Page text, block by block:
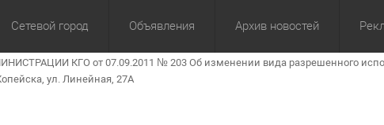
Экономика Культура Политика Спорт ЖКХ
Сетевой город Объявления Архив новостей
За сутки За 3 дня
КГО от 07.09.2011 № 203 Об изменении вида разрешенного
ул. Линейная, 27А